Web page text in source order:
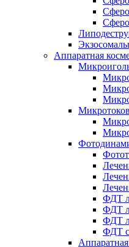
Аппаратная
ФДТ
ФДТ
ФДТ
ФДТ